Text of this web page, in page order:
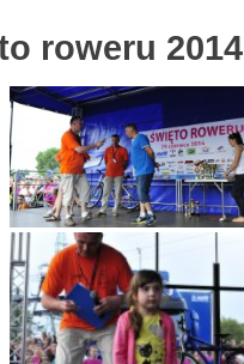
roweru 2014